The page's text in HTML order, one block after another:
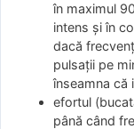
în maximul
intens şi în
dacă
pulsaţii pe
înseamna că
efortul
până când